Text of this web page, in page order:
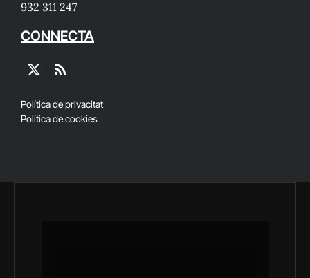
932 311 247
CONNECTA
X
RSS
Política de privacitat
Política de cookies